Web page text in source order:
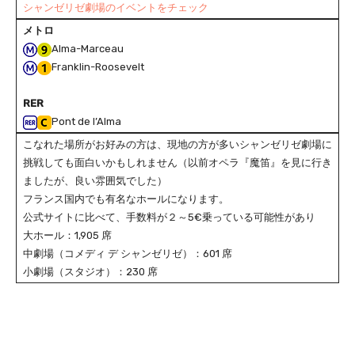
シャンゼリゼ劇場のイベントをチェック
メトロ
Alma-Marceau
Franklin-Roosevelt
RER
Pont de l’Alma
こなれた場所がお好みの方は、現地の方が多いシャンゼリゼ劇場に
挑戦しても面白いかもしれません（以前オペラ『魔笛』を見に行き
ましたが、良い雰囲気でした）
フランス国内でも有名なホールになります。
公式サイトに比べて、手数料が２～5€乗っている可能性があり
大ホール：1,905 席
中劇場（コメディ デ シャンゼリゼ）：601 席
小劇場（スタジオ）：230 席